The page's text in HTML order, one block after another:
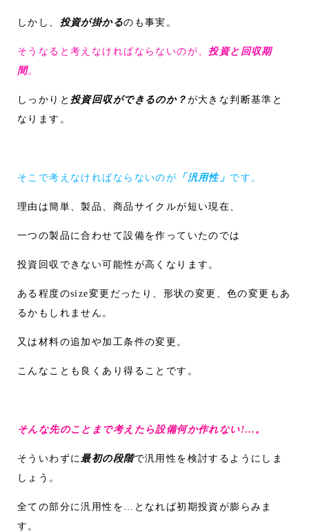
しかし、 投資が掛かるのも事実。
そうなると考えなければならないのが、 投資と回収期
間。
しっかりと 投資回収ができるのか？が大きな判断基準と
なります。
そこで考えなければならないのが 「汎用性」 です。
理由は簡単、製品、商品サイクルが短い現在、
一つの製品に合わせて設備を作っていたのでは
投資回収できない可能性が高くなります。
ある程度のsize変更だったり、形状の変更、色の変更もあ
るかもしれません。
又は材料の追加や加工条件の変更。
こんなことも良くあり得ることです。
そんな先のことまで考えたら設備何か作れない!…。
そういわずに 最初の段階で汎用性を検討するようにしま
しょう。
全ての部分に汎用性を…となれば初期投資が膨らみま
す。